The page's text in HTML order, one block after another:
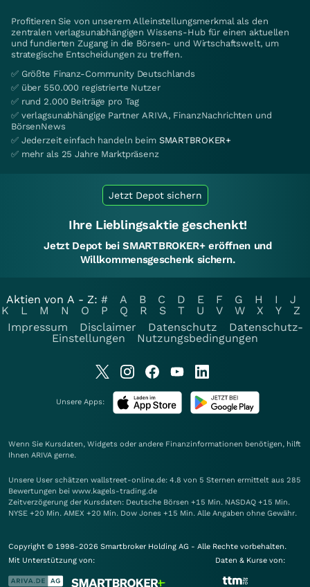
Profitieren Sie von unserem Alleinstellungsmerkmal als den
zentralen verlagsunabhängigen Wissens-Hub für einen aktuellen
und fundierten Zugang in die Börsen- und Wirtschaftswelt, um
strategische Entscheidungen zu treffen.
✅ Größte Finanz-Community Deutschlands
✅ über 550.000 registrierte Nutzer
✅ rund 2.000 Beiträge pro Tag
✅ verlagsunabhängige Partner ARIVA, FinanzNachrichten und
BörsenNews
✅ Jederzeit einfach handeln beim SMARTBROKER+
✅ mehr als 25 Jahre Marktpräsenz
Jetzt Depot sichern
Ihre Lieblingsaktie geschenkt!
Jetzt Depot bei SMARTBROKER+ eröffnen und
Willkommensgeschenk sichern.
Aktien von A - Z: # A B C D E F G H I
J
K
L M N O P Q R S T U V W X Y
Z
Impressum
Disclaimer Datenschutz
Datenschutz-
Einstellungen
Nutzungsbedingungen
Unsere Apps:
Wenn Sie Kursdaten, Widgets oder andere Finanzinformationen benötigen, hilft
Ihnen ARIVA gerne.
Unsere User schätzen wallstreet-online.de: 4.8 von 5 Sternen ermittelt aus 285
Bewertungen bei www.kagels-trading.de
Zeitverzögerung der Kursdaten: Deutsche Börsen +15 Min. NASDAQ +15 Min.
NYSE +20 Min. AMEX +20 Min. Dow Jones +15 Min. Alle Angaben ohne Gewähr.
Copyright © 1998-2026 Smartbroker Holding AG - Alle Rechte vorbehalten.
Mit Unterstützung von:
Daten & Kurse von: